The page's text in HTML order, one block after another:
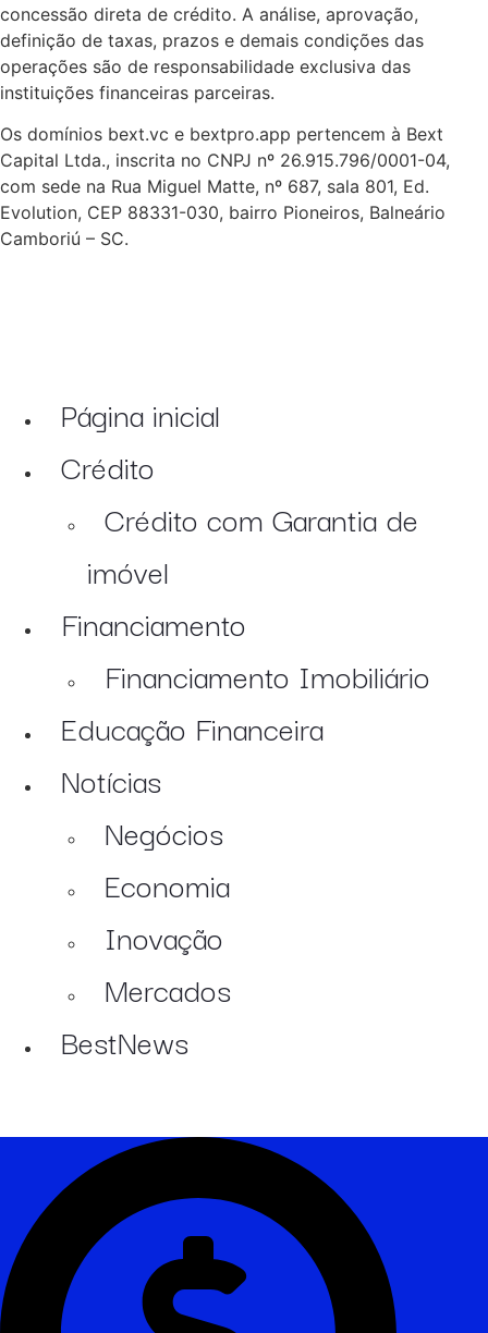
concessão direta de crédito. A análise, aprovação,
definição de taxas, prazos e demais condições das
operações são de responsabilidade exclusiva das
instituições financeiras parceiras.
Os domínios bext.vc e bextpro.app pertencem à Bext
Capital Ltda., inscrita no CNPJ nº 26.915.796/0001-04,
com sede na Rua Miguel Matte, nº 687, sala 801, Ed.
Evolution, CEP 88331-030, bairro Pioneiros, Balneário
Camboriú – SC.
Página inicial
Crédito
Crédito com Garantia de
imóvel
Financiamento
Financiamento Imobiliário
Educação Financeira
Notícias
Negócios
Economia
Inovação
Mercados
BestNews